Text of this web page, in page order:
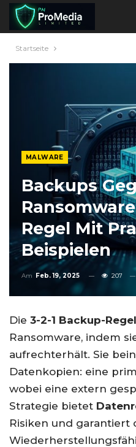
Startseite
MALWARE
Backups
Regel Mit
Beispielen
Am Feb. 19, 2025 207
Die 3-2-1 Backup-Regel
Ransomware, indem
aufrechterhält. Sie
Datenkopien: eine
wobei eine extern
Strategie bietet
Risiken und garantiert